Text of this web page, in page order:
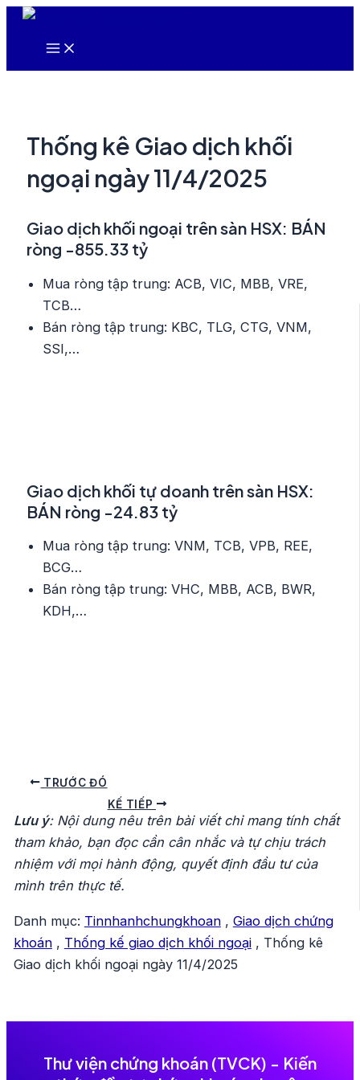
Nhảy
Main
Thống kê Giao dịch khối
ngoại ngày 11/4/2025
Giao dịch khối ngoại trên sàn HSX: BÁN
ròng -855.33 tỷ
Mua ròng tập trung: ACB, VIC, MBB, VRE,
TCB…
Bán ròng tập trung: KBC, TLG, CTG, VNM,
SSI,…
Giao dịch khối tự doanh trên sàn HSX:
BÁN ròng -24.83 tỷ
Mua ròng tập trung: VNM, TCB, VPB, REE,
BCG…
Bán ròng tập trung: VHC, MBB, ACB, BWR,
KDH,…
Điều
bài
viết
TRƯỚC ĐÓ
KẾ TIẾP
Lưu ý: Nội dung nêu trên bài viết chỉ mang tính chất
tham khảo, bạn đọc cần cân nhắc và tự chịu trách
nhiệm với mọi hành động, quyết định đầu tư của
mình trên thực tế.
Danh mục: Tinnhanhchungkhoan, Giao dịch chứng
khoán, Thống kế giao dịch khối ngoại, Thống kê
Giao dịch khối ngoại ngày 11/4/2025
Thư viện chứng khoán (TVCK) - Kiến